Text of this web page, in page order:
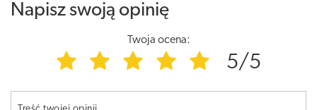
Napisz swoją opinię
Twoja ocena:
5/5